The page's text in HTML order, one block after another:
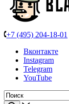
+7 (495) 204-18-01
Вконтакте
Instagram
Telegram
YouTube